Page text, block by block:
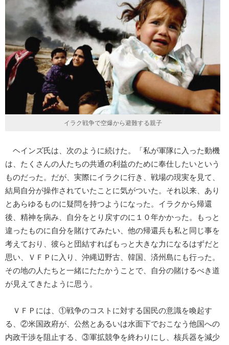
イラク戦争で空爆から避難する親子
ヘインズ氏は、次のように続けた。「私が軍隊に入った動機
は、たくさんの人たちの共通の利益のために奉仕したいという
ものだった。だが、実際にイラクに行き、戦場の現実を見て、
結局自分が操作されていたことに気がついた。それ以来、あり
とあらゆるものに疑問を持つようになった。イラクから帰還
後、精神を病み、自分をとり戻すのに１０年かかった。もっと
違ったものに自分を賭けてみたい、他の帰還兵も私と同じ事を
考えており、彼らと団結すればもっと大きな力になるはずだと
思い、ＶＦＰに入り、沖縄辺野古、韓国、済州島にも行った。
その地の人たちと一緒にたたかうことで、自分の賭けるべき道
が見えてきたように思う。
ＶＦＰには、①戦争のコストに対する国民の意識を喚起す
る、②米国政府が、公然とあるいは水面下でおこなう他国への
内政干渉を阻止する、③軍拡競争を終わりにし、核兵器を減少